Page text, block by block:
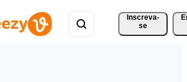
Inscreva-
se